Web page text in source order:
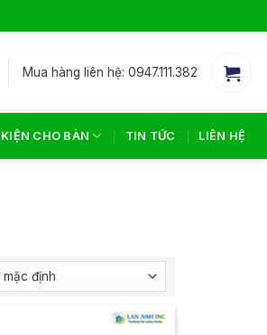
Mua hàng liên hệ: 0947.111.382
CHO BÀN TIN TỨC LIÊN HỆ